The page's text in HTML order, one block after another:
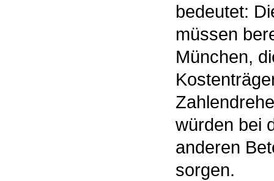
bedeutet:
müssen
München,
würden bei
anderen
sorgen.